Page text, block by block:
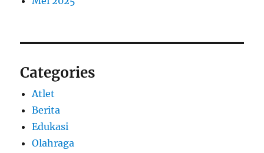
Categories
Atlet
Berita
Edukasi
Olahraga